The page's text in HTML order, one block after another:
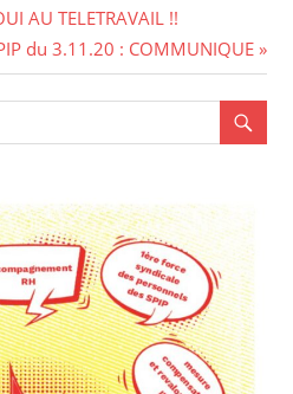
AU TELETRAVAIL !!
du 3.11.20 : COMMUNIQUE